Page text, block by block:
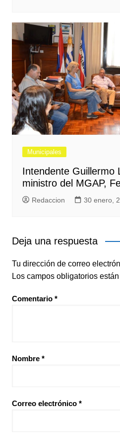
Municipales
Intendente Guillermo
ministro del MGAP,
Redaccion 30 enero,
Deja una respuesta
Tu dirección de correo
Los campos obligatorios
Comentario *
Nombre *
Correo electrónico *